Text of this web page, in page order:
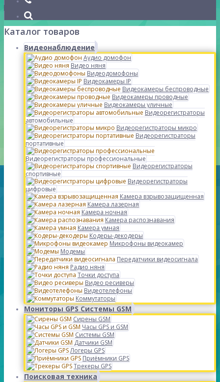
Каталог товаров
Видеонаблюдение
Аудио домофон
Видео няня
Видеодомофоны
Видеокамеры IP
Видеокамеры беспроводные
Видеокамеры проводные
Видеокамеры уличные
Видеорегистраторы
автомобильные
Видеорегистраторы микро
Видеорегистраторы
портативные
Видеорегистраторы профессиональные
Видеорегистраторы
спортивные
Видеорегистраторы
цифровые
Камера взрывозащищенная
Камера лазерная
Камера ночная
Камера распознавания
Камера умная
Кодеры-декодеры
Микрофоны видеокамер
Модемы
Передатчики видеосигнала
Радио няня
Точки доступа
Видео ресиверы
Видеотелефоны
Коммутаторы
Мониторы GPS Системы GSM
Сирены GSM
Часы GPS и GSM
Системы GSM
Датчики GSM
Логеры GPS
Приёмники GPS
Трекеры GPS
Поисковая техника